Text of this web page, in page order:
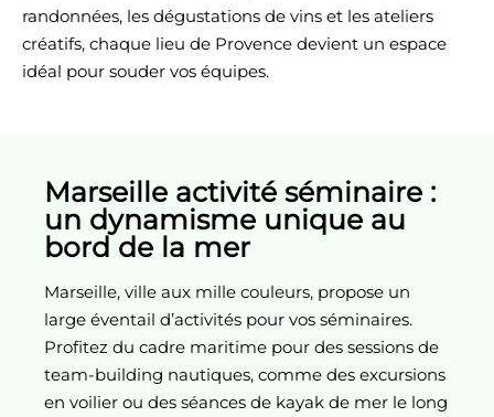
randonnées, les dégustations de vins et les ateliers
créatifs, chaque lieu de Provence devient un espace
idéal pour souder vos équipes.
Marseille activité séminaire :
un dynamisme unique au
bord de la mer
Marseille, ville aux mille couleurs, propose un
large éventail d’activités pour vos séminaires.
Profitez du cadre maritime pour des sessions de
team-building nautiques, comme des excursions
en voilier ou des séances de kayak de mer le long